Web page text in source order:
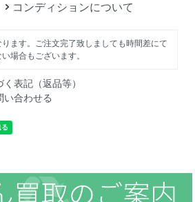
コンディションについて
ます。ご注文完了致しましても時間差にて
場合もございます。
表記（返品等）
い合わせる